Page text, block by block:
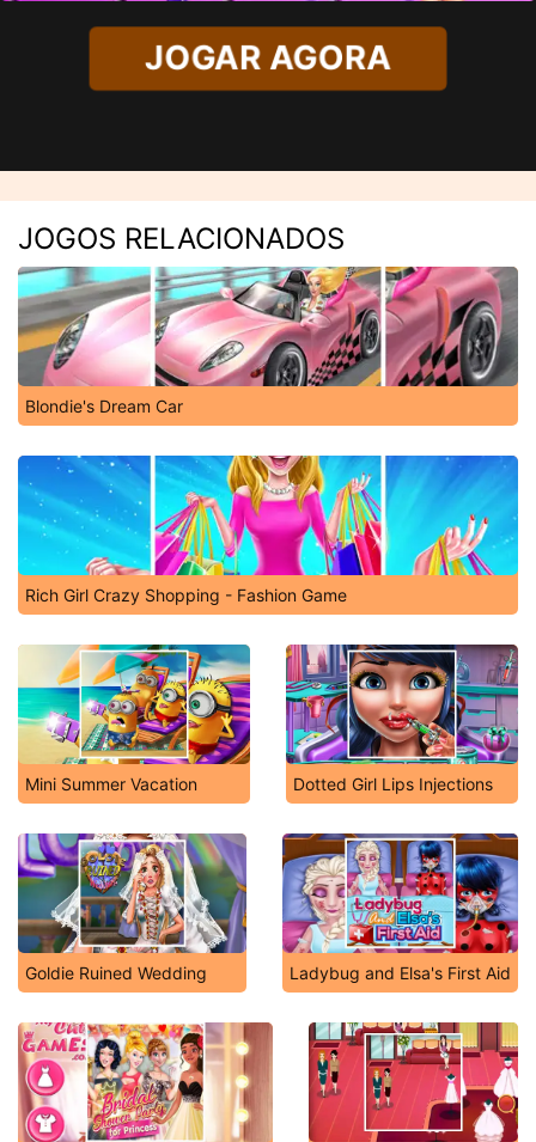
JOGAR AGORA
JOGOS RELACIONADOS
Blondie's Dream Car
Rich Girl Crazy Shopping - Fashion Game
Mini Summer Vacation Dotted Girl Lips Injections
Goldie Ruined Wedding Ladybug and Elsa's First Aid